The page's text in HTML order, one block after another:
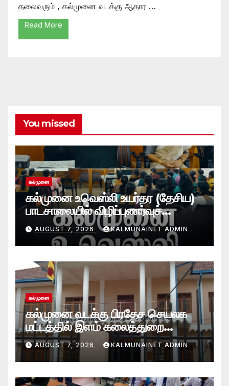
தலைவரும் , கல்முனை வடக்கு ஆதார …
Read More
You missed
கல்முனை
கல்முனை உவெஸ்லி உயர்தர (தேசிய)
பாடசாலையில் விழிப்புணர்வுச்
செயலமர்வு
AUGUST 7, 2026 KALMUNAINET ADMIN
கல்முனை
கல்முனை வடக்கு பிரதேச செயலக
மட்டத்தில் இளம் கலைத்துறை
சாதனையாளர்களை உருவாக்கும்
தேசியஇளைஞர்விருது_விழா 2026
AUGUST 7, 2026 KALMUNAINET ADMIN